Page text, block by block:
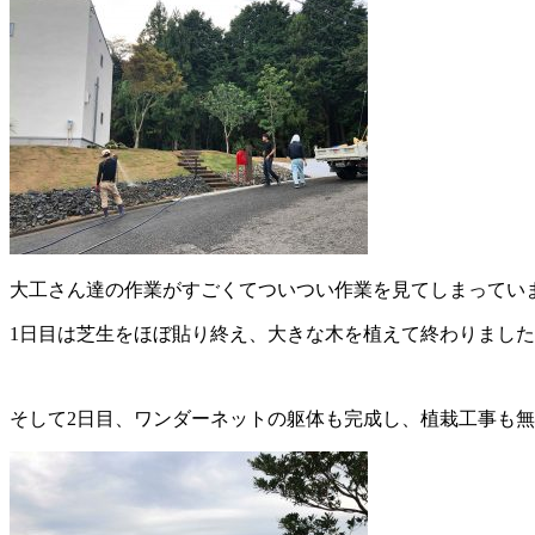
大工さん達の作業がすごくてついつい作業を見てしまってい
1日目は芝生をほぼ貼り終え、大きな木を植えて終わりました
そして2日目、ワンダーネットの躯体も完成し、植栽工事も